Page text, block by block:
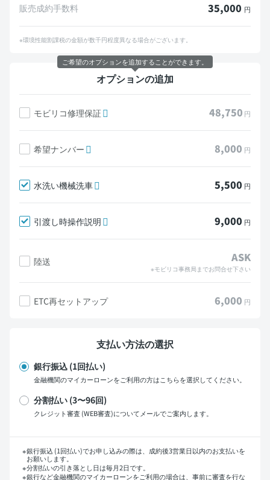
販売成約手数料 35,000 円
※環境性能割課税の金額が数千円程度異なる場合がございます。
オプションの追加
モビリコ修理保証 48,750 円
希望ナンバー 8,000 円
水洗い機械洗車 5,500 円
引渡し時操作説明 9,000 円
陸送 ASK
※モビリコ事務局までお問合せ下さい
ETC再セットアップ 6,000 円
支払い方法の選択
銀行振込 (1回払い)
金融機関のマイカーローンをご利用の方はこちらを選択してください。
分割払い (3〜96回)
クレジット審査 (WEB審査)についてメールでご案内します。
支払い回数
銀行振込 (1回払い)でお申し込みの際は、成約後3営業日以内のお支払いを
お願いします。
分割払いの引き落とし日は毎月2日です。
銀行など金融機関のマイカーローンをご利用の場合は、事前に審査を行な
ご希望のオプションを追加することができます。